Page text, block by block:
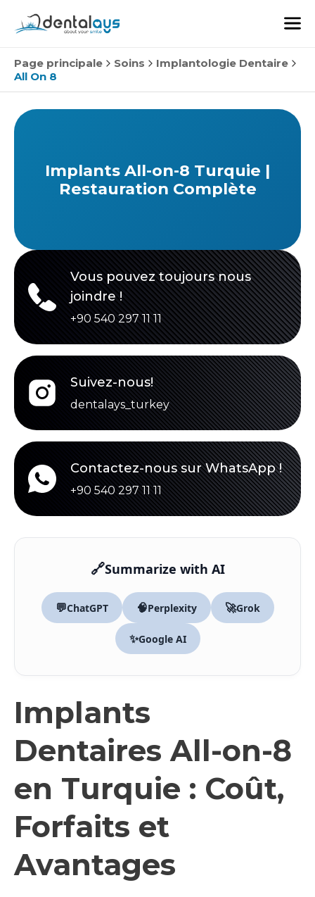
Page principale Soins
Implantologie Dentaire
All On 8
Implants All-on-8 Turquie |
Restauration Complète
Vous pouvez toujours nous
joindre !
+90 540 297 11 11
Suivez-nous!
dentalays_turkey
Contactez-nous sur WhatsApp !
+90 540 297 11 11
🔗Summarize with AI
💬ChatGPT 🧠Perplexity 🚀Grok
✨Google AI
Implants
Dentaires All-on-8
en Turquie : Coût,
Forfaits et
Avantages